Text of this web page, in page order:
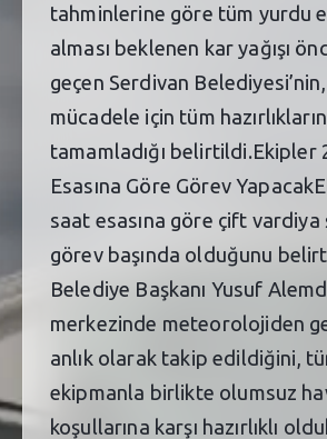
tahminlerine göre tüm yurdu
alması beklenen kar yağışı
geçen Serdivan
mücadele için tüm
tamamladığı belirtildi.Ekipler
Esasına Göre Görev
saat esasına göre çift vardiya
görev başında olduğunu
Belediye Başkanı Yusuf
merkezinde meteorolojiden
anlık olarak takip edildiğini,
ekipmanla birlikte olumsuz
koşullarına karşı hazırlıklı
PLANETARYUM